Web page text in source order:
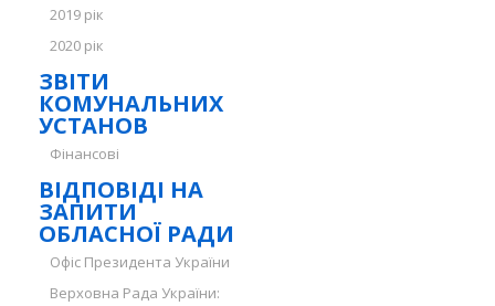
2019 рік
2020 рік
ЗВІТИ
КОМУНАЛЬНИХ
УСТАНОВ
Фінансові
ВІДПОВІДІ НА
ЗАПИТИ
ОБЛАСНОЇ РАДИ
Офіс Президента України
Верховна Рада України: